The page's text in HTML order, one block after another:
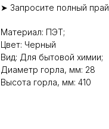
➤ Запросите полный
Материал: ПЭТ;
Цвет: Черный
Вид: Для бытовой химии;
Диаметр горла, мм: 28
Высота горла, мм: 410